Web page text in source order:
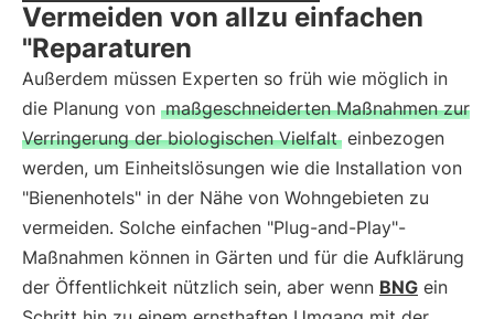
Vermeiden von allzu einfachen
"Reparaturen
Außerdem müssen Experten so früh wie möglich in
die Planung von maßgeschneiderten Maßnahmen zur
Verringerung der biologischen Vielfalt einbezogen
werden, um Einheitslösungen wie die Installation von
"Bienenhotels" in der Nähe von Wohngebieten zu
vermeiden. Solche einfachen "Plug-and-Play"-
Maßnahmen können in Gärten und für die Aufklärung
der Öffentlichkeit nützlich sein, aber wenn BNG ein